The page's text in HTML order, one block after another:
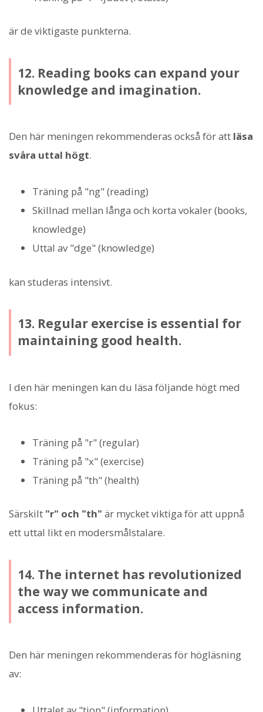
är de viktigaste punkterna.
12. Reading books can expand your
knowledge and imagination.
Den här meningen rekommenderas också för att läsa
svåra uttal högt.
Träning på "ng" (reading)
Skillnad mellan långa och korta vokaler (books,
knowledge)
Uttal av "dge" (knowledge)
kan studeras intensivt.
13. Regular exercise is essential for
maintaining good health.
I den här meningen kan du läsa följande högt med
fokus:
Träning på "r" (regular)
Träning på "x" (exercise)
Träning på "th" (health)
Särskilt "r" och "th" är mycket viktiga för att uppnå
ett uttal likt en modersmålstalare.
14. The internet has revolutionized
the way we communicate and
access information.
Den här meningen rekommenderas för högläsning
av: